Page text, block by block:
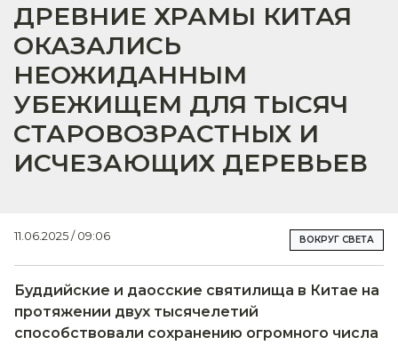
ДРЕВНИЕ ХРАМЫ КИТАЯ
ОКАЗАЛИСЬ
НЕОЖИДАННЫМ
УБЕЖИЩЕМ ДЛЯ ТЫСЯЧ
СТАРОВОЗРАСТНЫХ И
ИСЧЕЗАЮЩИХ ДЕРЕВЬЕВ
11.06.2025 / 09:06 ВОКРУГ СВЕТА
Буддийские и даосские святилища в Китае на
протяжении двух тысячелетий
способствовали сохранению огромного числа